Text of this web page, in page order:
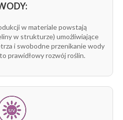
brzegi za pomocą
suchym miejscu, z dala od
promieni słonecznych
zabezpieczony folią
zawierająca specyfikację
użytkowania
w materiale powstają
w strukturze) umożliwiające
i swobodne przenikanie wody
prawidłowy rozwój roślin.